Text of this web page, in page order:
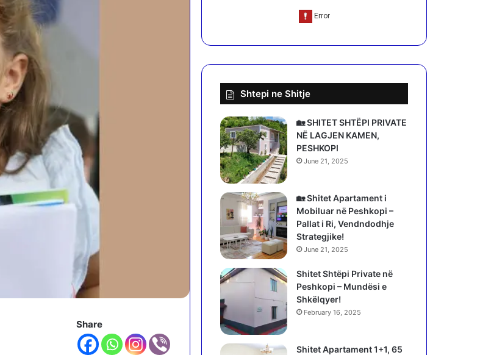
Share
Shtepi ne Shitje
🏡 SHITET SHTËPI PRIVATE
NË LAGJEN KAMEN,
PESHKOPI
June 21, 2025
🏡 Shitet Apartament i
Mobiluar në Peshkopi –
Pallat i Ri, Vendndodhje
Strategjike!
June 21, 2025
Shitet Shtëpi Private në
Peshkopi – Mundësi e
Shkëlqyer!
February 16, 2025
Shitet Apartament 1+1, 65